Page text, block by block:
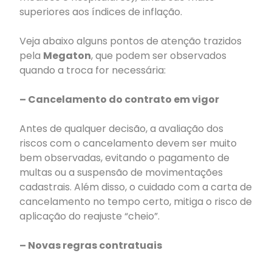
superiores aos índices de inflação.
Veja abaixo alguns pontos de atenção trazidos
pela Megaton, que podem ser observados
quando a troca for necessária:
– Cancelamento do contrato em vigor
Antes de qualquer decisão, a avaliação dos
riscos com o cancelamento devem ser muito
bem observadas, evitando o pagamento de
multas ou a suspensão de movimentações
cadastrais. Além disso, o cuidado com a carta de
cancelamento no tempo certo, mitiga o risco de
aplicação do reajuste “cheio”.
– Novas regras contratuais